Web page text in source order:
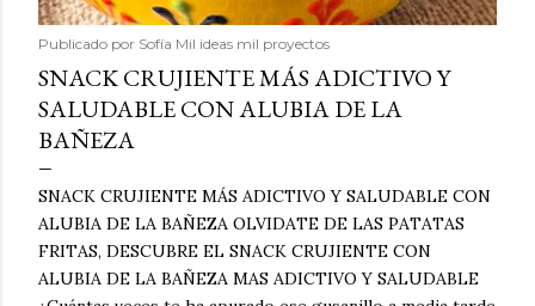
Publicado por Sofía Mil ideas mil proyectos
SNACK CRUJIENTE MÁS ADICTIVO Y
SALUDABLE CON ALUBIA DE LA
BAÑEZA
SNACK CRUJIENTE MÁS ADICTIVO Y SALUDABLE CON
ALUBIA DE LA BAÑEZA OLVIDATE DE LAS PATATAS
FRITAS, DESCUBRE EL SNACK CRUJIENTE CON
ALUBIA DE LA BAÑEZA MAS ADICTIVO Y SALUDABLE